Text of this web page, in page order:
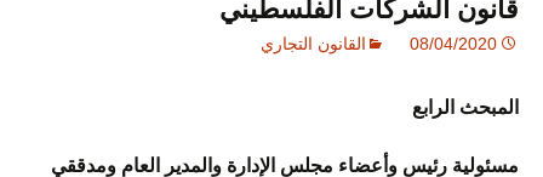
08/04/2020 القانون التجاري
المبحث الرابع
مسئولية رئيس وأعضاء مجلس الإدارة والمدير العام ومدققي